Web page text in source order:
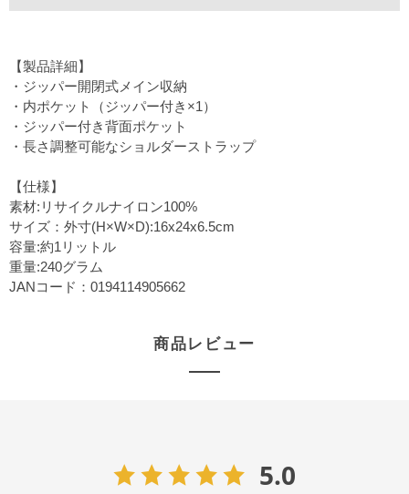
【製品詳細】
・ジッパー開閉式メイン収納
・内ポケット（ジッパー付き×1）
・ジッパー付き背面ポケット
・長さ調整可能なショルダーストラップ
【仕様】
素材:リサイクルナイロン100%
サイズ：外寸(H×W×D):16x24x6.5cm
容量:約1リットル
重量:240グラム
JANコード：0194114905662
商品レビュー
5.0